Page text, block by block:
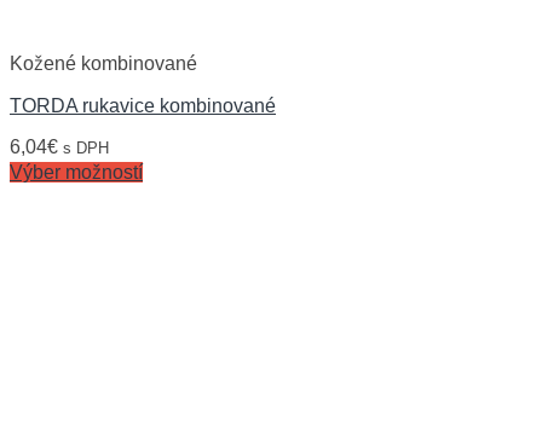
Kožené kombinované
TORDA rukavice kombinované
6,04€ s DPH
Výber možností